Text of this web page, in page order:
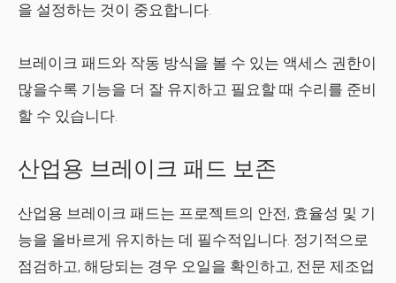
을 설정하는 것이 중요합니다.
브레이크 패드와 작동 방식을 볼 수 있는 액세스 권한이
많을수록 기능을 더 잘 유지하고 필요할 때 수리를 준비
할 수 있습니다.
산업용 브레이크 패드 보존
산업용 브레이크 패드는 프로젝트의 안전, 효율성 및 기
능을 올바르게 유지하는 데 필수적입니다. 정기적으로
점검하고, 해당되는 경우 오일을 확인하고, 전문 제조업